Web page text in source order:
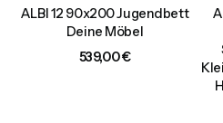
ALBI 12 90x200 Jugendbett
Deine Möbel
Preis
539,00 €